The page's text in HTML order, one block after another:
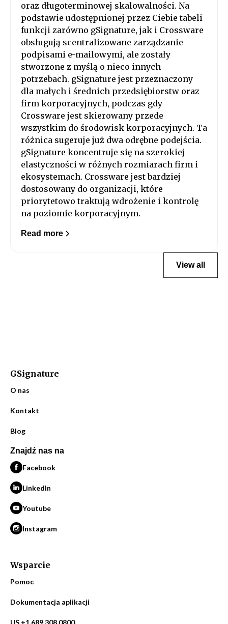
oraz długoterminowej skalowalności. Na
podstawie udostępnionej przez Ciebie tabeli
funkcji zarówno gSignature, jak i Crossware
obsługują scentralizowane zarządzanie
podpisami e-mailowymi, ale zostały
stworzone z myślą o nieco innych
potrzebach. gSignature jest przeznaczony
dla małych i średnich przedsiębiorstw oraz
firm korporacyjnych, podczas gdy
Crossware jest skierowany przede
wszystkim do środowisk korporacyjnych. Ta
różnica sugeruje już dwa odrębne podejścia.
gSignature koncentruje się na szerokiej
elastyczności w różnych rozmiarach firm i
ekosystemach. Crossware jest bardziej
dostosowany do organizacji, które
priorytetowo traktują wdrożenie i kontrolę
na poziomie korporacyjnym.
Read more
View all
GSignature
O nas
Kontakt
Blog
Znajdź nas na
Facebook
LinkedIn
Youtube
Instagram
Wsparcie
Pomoc
Dokumentacja aplikacji
US +1 689 308 0800